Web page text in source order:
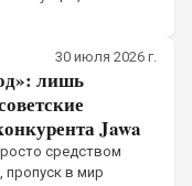
вопросы, не
30 июля 2026 г.
лишь
Jawa
средством
пропуск в мир